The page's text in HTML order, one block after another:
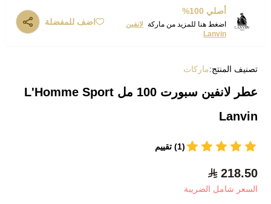
أصلي 100%
اضغط هنا للمزيد من ماركة لانفين
Lanvin
اضف للمفضلة
تصنيف المنتج:ماركات
عطر لانفين سبورت 100 مل L'Homme Sport
Lanvin
(1) تقييم
218.50
السعر شامل الضريبة